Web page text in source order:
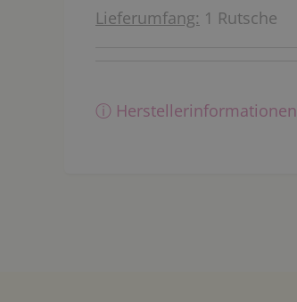
Lieferumfang: 1 Rutsche
ⓘ Herstellerinformationen